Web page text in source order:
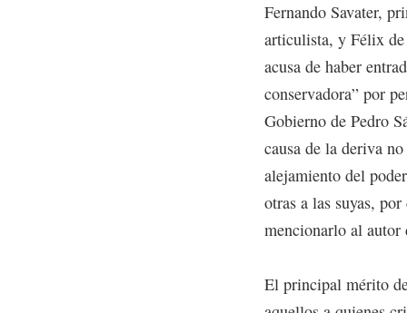
Fernando Savater,
articulista, y Félix
acusa de haber
conservadora” por
Gobierno de Pedro
causa de la deriva
alejamiento del
otras a las suyas,
mencionarlo al
El principal mérito